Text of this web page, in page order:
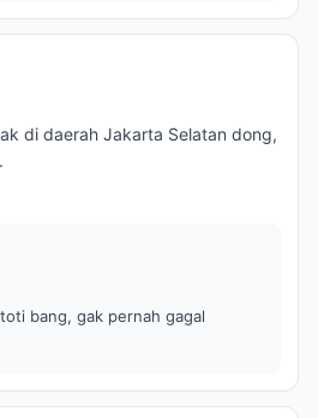
di daerah Jakarta Selatan dong,
bang, gak pernah gagal